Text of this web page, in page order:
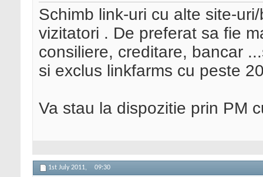
Schimb link-uri cu alte site-
vizitatori . De preferat sa fie
consiliere, creditare, bancar
si exclus linkfarms cu peste
Va stau la dispozitie prin PM
1st July 2011, 09:30